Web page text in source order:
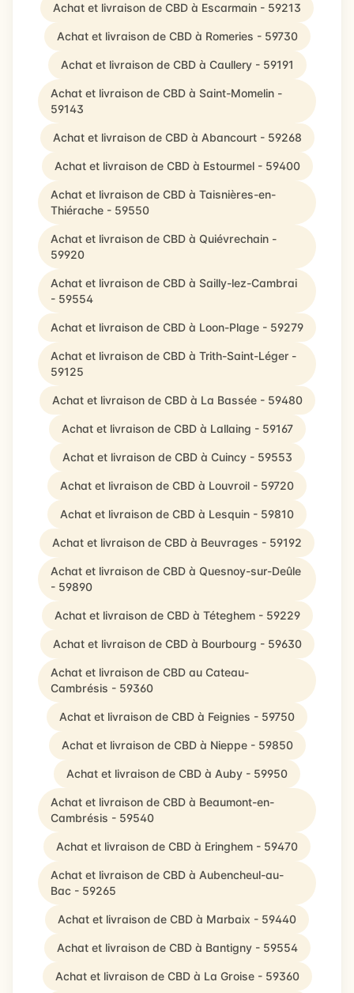
Achat et livraison de CBD à Escarmain - 59213
Achat et livraison de CBD à Romeries - 59730
Achat et livraison de CBD à Caullery - 59191
Achat et livraison de CBD à Saint-Momelin -
59143
Achat et livraison de CBD à Abancourt - 59268
Achat et livraison de CBD à Estourmel - 59400
Achat et livraison de CBD à Taisnières-en-
Thiérache - 59550
Achat et livraison de CBD à Quiévrechain -
59920
Achat et livraison de CBD à Sailly-lez-Cambrai
- 59554
Achat et livraison de CBD à Loon-Plage - 59279
Achat et livraison de CBD à Trith-Saint-Léger -
59125
Achat et livraison de CBD à La Bassée - 59480
Achat et livraison de CBD à Lallaing - 59167
Achat et livraison de CBD à Cuincy - 59553
Achat et livraison de CBD à Louvroil - 59720
Achat et livraison de CBD à Lesquin - 59810
Achat et livraison de CBD à Beuvrages - 59192
Achat et livraison de CBD à Quesnoy-sur-Deûle
- 59890
Achat et livraison de CBD à Téteghem - 59229
Achat et livraison de CBD à Bourbourg - 59630
Achat et livraison de CBD au Cateau-
Cambrésis - 59360
Achat et livraison de CBD à Feignies - 59750
Achat et livraison de CBD à Nieppe - 59850
Achat et livraison de CBD à Auby - 59950
Achat et livraison de CBD à Beaumont-en-
Cambrésis - 59540
Achat et livraison de CBD à Eringhem - 59470
Achat et livraison de CBD à Aubencheul-au-
Bac - 59265
Achat et livraison de CBD à Marbaix - 59440
Achat et livraison de CBD à Bantigny - 59554
Achat et livraison de CBD à La Groise - 59360